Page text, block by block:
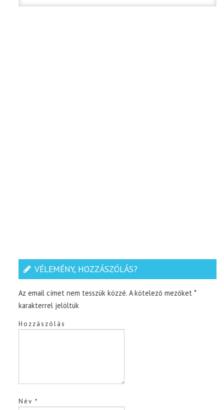
VÉLEMÉNY, HOZZÁSZÓLÁS?
Az email címet nem tesszük közzé. A kötelező mezőket*
karakterrel jelöltük
Hozzászólás
Név*